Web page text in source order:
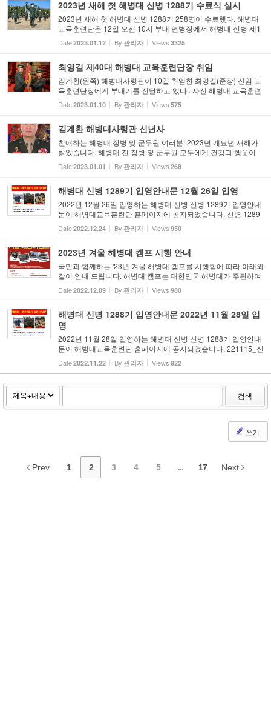
2023년 새해 첫 해병대 신병 1288기 수료식 실시
2023년 새해 첫 해병대 신병 1288기 258명이 수료했다. 해병대
교육훈련단은 12일 오전 10시 부대 연병장에서 해병대 신병 제1
288기 수료식을 실시했다. 이날 수료식은 국방뉴스 유튜브 채널
등을 통해 온라인으로도 생중계됐으며, 국기에 대한 경례, 애국가
Date2023.01.12 By 관리자 Views 3325
최영길 제40대 해병대 교육훈련단장 취임
김계환(왼쪽) 해병대사령관이 10일 취임한 최영길(준장) 신임 교
육훈련단장에게 부대기를 전달하고 있다.. 사진 해병대 교육훈련
단 제공 최영길(준장, 해사 48기) 제40대 해병대 교육훈련단장이
10일 취임했다. 최영길 해병대 교육훈련단장은 1994년 임관해
Date2023.01.10 By 관리자 Views 575
김계환 해병대사령관 신년사
친애하는 해병대 장병 및 군무원 여러분! 2023년 계묘년 새해가
밝았습니다. 해병대 전 장병 및 군무원 모두에게 건강과 행운이
함께하기를 기원합니다. 2022년은 우리 해병대가 위기와 도전 속
에서 큰 성과를 이룬 한 해였습니다. 올해도 변함없이 해병대 발...
Date2023.01.01 By 관리자 Views 268
해병대 신병 1289기 입영안내문 12월 26일 입영
2022년 12월 26일 입영하는 해병대 신병 신병 1289기 입영안내
문이 해병대교육훈련단 홈페이지에 공지되었습니다. 신병 1289
기 입영안내문.hwp ㅇ 해병대 입영을 진심으로 환영합니다. 입영
안내문을 필히 확인 후 입영바랍니다. ㅇ 주요내용 - 교육훈련단
Date2022.12.24 By 관리자 Views 950
2023년 겨울 해병대 캠프 시행 안내
국민과 함께하는 '23년 겨울 해병대 캠프를 시행함에 따라 아래와
같이 안내 드립니다. 해병대 캠프는 대한민국 해병대가 주관하여
국민을 대상으로 건전한 국가관과 안보관을 확립하고, 참가자들
의 협동심ㆍ단합력을 배양함으로써 미래우수자원의 해병대로의
Date2022.12.09 By 관리자 Views 980
해병대 신병 1288기 입영안내문 2022년 11월 28일 입
영
2022년 11월 28일 입영하는 해병대 신병 신병 1288기 입영안내
문이 해병대교육훈련단 홈페이지에 공지되었습니다. 221115_신
병 1288기 입영안내문.hwp ㅇ 해병대 입영을 진심으로 환영합니
다. 입영안내문을 필히 확인 후 입영바랍니다. ㅇ 주요내용 - 교육
훈련...
Date2022.11.22 By 관리자 Views 922
검색
쓰기
Prev 1 2 3 4 5 ... 17 Next